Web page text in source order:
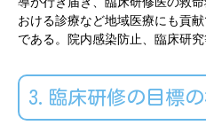
おける診療など地域医療にも貢
である。院内感染防止、臨床研
3.臨床研修の目標